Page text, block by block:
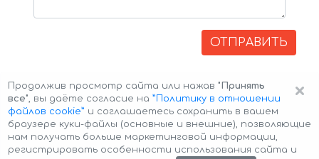
ОТПРАВИТЬ
×
Продолжив просмотр сайта или нажав "Принять
все", вы даёте согласие на ”Политику в отношении
файлов cookie” и соглашаетесь сохранить в вашем
браузере куки-файлы (основные и внешние), позволяющие
нам получать больше маркетинговой информации,
регистрировать особенности использования сайта и